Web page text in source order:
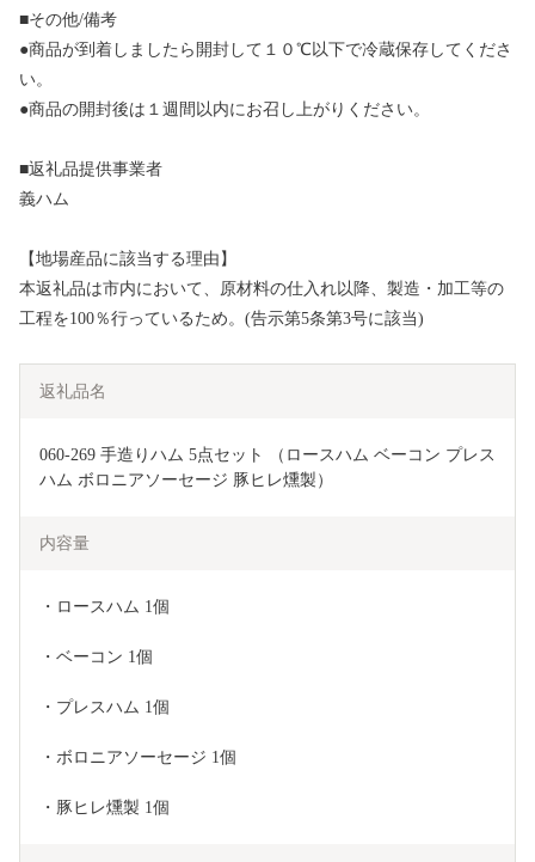
■その他/備考
●商品が到着しましたら開封して１０℃以下で冷蔵保存してくださ
い。
●商品の開封後は１週間以内にお召し上がりください。
■返礼品提供事業者
義ハム
【地場産品に該当する理由】
本返礼品は市内において、原材料の仕入れ以降、製造・加工等の
工程を100％行っているため。(告示第5条第3号に該当)
返礼品名
060-269 手造りハム 5点セット （ロースハム ベーコン プレス
ハム ボロニアソーセージ 豚ヒレ燻製）
内容量
・ロースハム 1個
・ベーコン 1個
・プレスハム 1個
・ボロニアソーセージ 1個
・豚ヒレ燻製 1個